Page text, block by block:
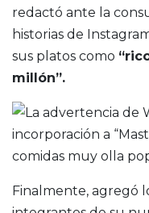
redactó ante la
historias de
sus platos como
millón”.
Finalmente, agregó